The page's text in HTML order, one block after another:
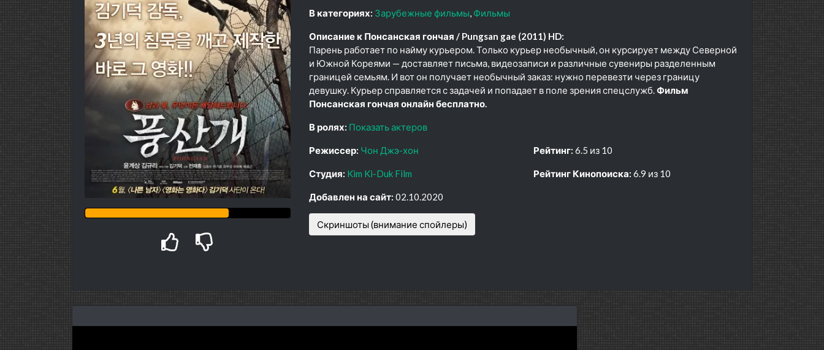
В категориях: Зарубежные фильмы Фильмы
Описание к Понсанская гончая / Pungsan gae (2011) HD:
Парень работает по найму курьером. Только курьер необычный, он курсирует между Северной
и Южной Кореями — доставляет письма, видеозаписи и различные сувениры разделенным
границей семьям. И вот он получает необычный заказ: нужно перевезти через границу
девушку. Курьер справляется с задачей и попадает в поле зрения спецслужб.Фильм
Понсанская гончая онлайн бесплатно.
В ролях: Показать актеров
Режиссер: Чон Джэ-хон
Студия: Kim Ki-Duk Film
Рейтинг: 6.5 из 10
Рейтинг Кинопоиска: 6.9 из 10
Добавлен на сайт: 02.10.2020
Скриншоты (внимание спойлеры)